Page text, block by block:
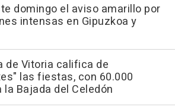
domingo el aviso amarillo por
intensas en Gipuzkoa y
de Vitoria califica de
las fiestas, con 60.000
Bajada del Celedón